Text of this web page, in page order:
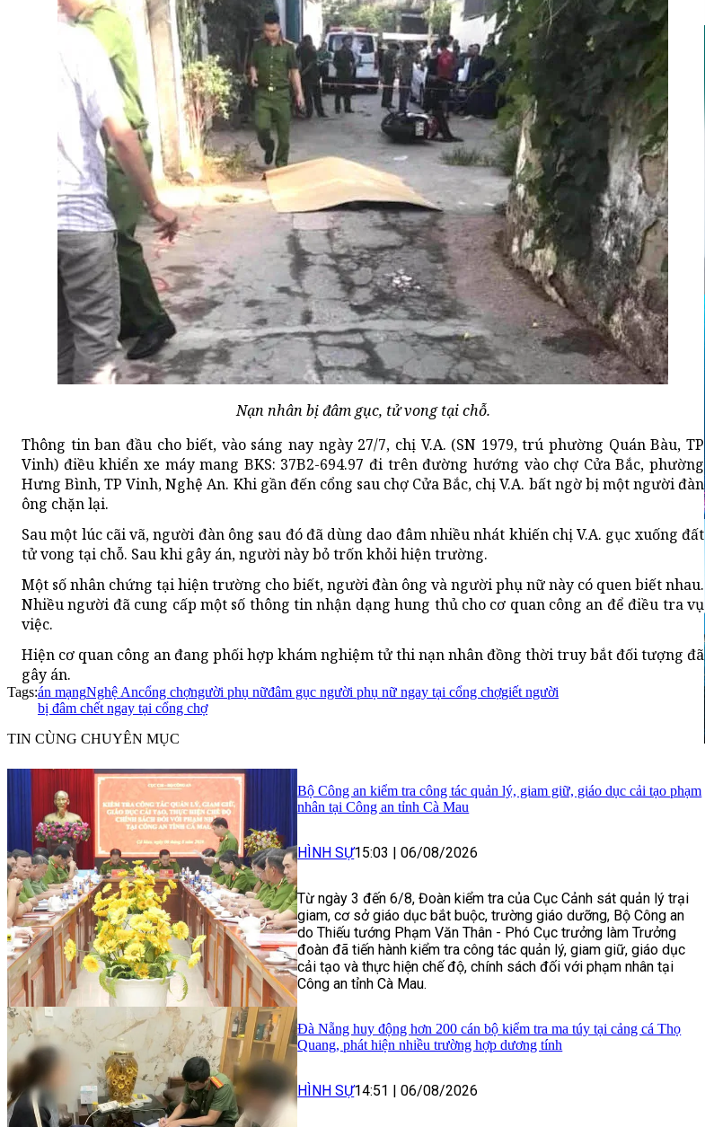
Nạn nhân bị đâm gục, tử vong tại chỗ.
Thông tin ban đầu cho biết, vào sáng nay ngày 27/7, chị V.A. (SN 1979, trú phường Quán Bàu, TP
Vinh) điều khiển xe máy mang BKS: 37B2-694.97 đi trên đường hướng vào chợ Cửa Bắc, phường
Hưng Bình, TP Vinh, Nghệ An. Khi gần đến cổng sau chợ Cửa Bắc, chị V.A. bất ngờ bị một người đàn
ông chặn lại.
Sau một lúc cãi vã, người đàn ông sau đó đã dùng dao đâm nhiều nhát khiến chị V.A. gục xuống đất
tử vong tại chỗ. Sau khi gây án, người này bỏ trốn khỏi hiện trường.
Một số nhân chứng tại hiện trường cho biết, người đàn ông và người phụ nữ này có quen biết nhau.
Nhiều người đã cung cấp một số thông tin nhận dạng hung thủ cho cơ quan công an để điều tra vụ
việc.
Hiện cơ quan công an đang phối hợp khám nghiệm tử thi nạn nhân đồng thời truy bắt đối tượng đã
gây án.
Tags:án mạngNghệ Ancổng chợngười phụ nữđâm gục người phụ nữ ngay tại cổng chợgiết người
bị đâm chết ngay tại cổng chợ
TIN CÙNG CHUYÊN MỤC
Bộ Công an kiểm tra công tác quản lý, giam giữ, giáo dục cải tạo phạm
nhân tại Công an tỉnh Cà Mau
HÌNH SỰ15:03 06/08/2026
Từ ngày 3 đến 6/8, Đoàn kiểm tra của Cục Cảnh sát quản lý trại
giam, cơ sở giáo dục bắt buộc, trường giáo dưỡng, Bộ Công an
do Thiếu tướng Phạm Văn Thân - Phó Cục trưởng làm Trưởng
đoàn đã tiến hành kiểm tra công tác quản lý, giam giữ, giáo dục
cải tạo và thực hiện chế độ, chính sách đối với phạm nhân tại
Công an tỉnh Cà Mau.
Đà Nẵng huy động hơn 200 cán bộ kiểm tra ma túy tại cảng cá Thọ
Quang, phát hiện nhiều trường hợp dương tính
HÌNH SỰ14:51 06/08/2026